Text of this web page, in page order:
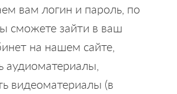
вам логин и пароль, по
сможете зайти в ваш
на нашем сайте,
аудиоматериалы,
видеоматериалы (в